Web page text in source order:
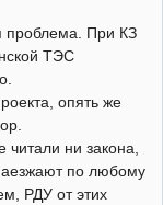
проблема. При КЗ
ТЭС
опять же
читали ни закона,
по любому
РДУ от этих